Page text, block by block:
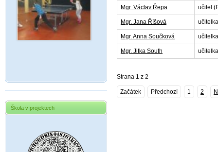
Škola v projektech
Mgr. Václav Řepa učitel
Mgr. Jana Říšová
Mgr. Anna Součková
Mgr. Jitka South
Strana 1 z 2
Začátek Předchozí 1 2